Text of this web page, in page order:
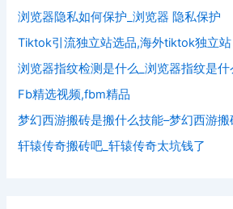
浏览器隐私如何保护_浏览器 隐私保护
Tiktok引流独立站选品,海外tiktok独立站
浏览器指纹检测是什么_浏览器指纹是
Fb精选视频,fbm精品
梦幻西游搬砖是搬什么技能–梦幻西游
轩辕传奇搬砖吧_轩辕传奇太坑钱了